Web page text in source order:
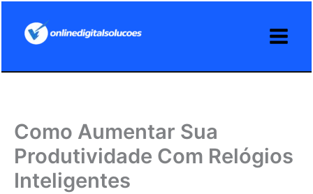
Como Aumentar Sua
Produtividade Com Relógios
Inteligentes